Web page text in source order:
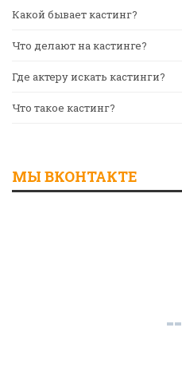
Какой бывает кастинг?
Что делают на кастинге?
Где актеру искать кастинги?
Что такое кастинг?
МЫ ВКОНТАКТЕ